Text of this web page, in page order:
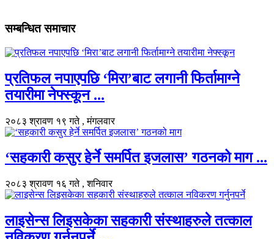
सम्बन्धित समाचार
प्रतिफल नपाएपछि ‘मिरा’बाट लगानी फिर्तामाग्ने
तयारीमा नेफ्स्कून ...
२०८३ श्रावण १९ गते , मंगलवार
‘सहकारी कसुर हेर्ने समर्पित इजलास’ गठनको माग ...
२०८३ श्रावण १६ गते , शनिवार
लाइसेन्स लिइसकेका सहकारी संस्थाहरुले तत्काल